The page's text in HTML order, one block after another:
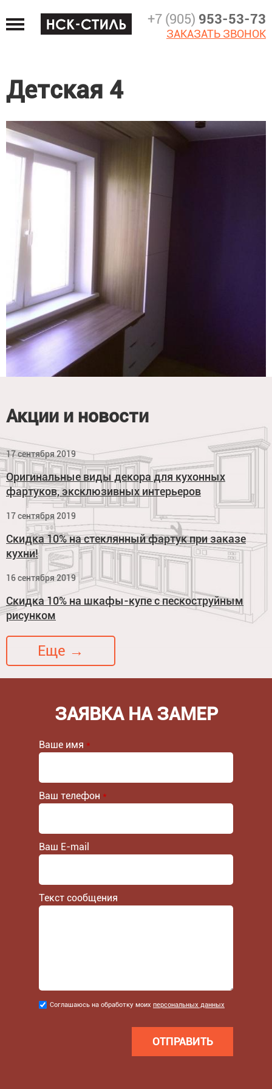
to
navigation
+7 (905) 953-53-73
ЗАКАЗАТЬ ЗВОНОК
Детская 4
Акции и новости
17 сентября 2019
Оригинальные виды декора для кухонных
фартуков, эксклюзивных интерьеров
17 сентября 2019
Скидка 10% на стеклянный фартук при заказе
кухни!
16 сентября 2019
Скидка 10% на шкафы-купе с пескоструйным
рисунком
Еще →
ЗАЯВКА НА ЗАМЕР
Ваше имя *
Ваш телефон *
Ваш E-mail
Текст сообщения
Соглашаюсь
Соглашаюсь на обработку моих персональных данных